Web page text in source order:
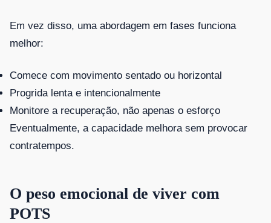
Em vez disso, uma abordagem em fases funciona
melhor:
Comece com movimento sentado ou horizontal
Progrida lenta e intencionalmente
Monitore a recuperação, não apenas o esforço
Eventualmente, a capacidade melhora sem provocar
contratempos.
O peso emocional de viver com
POTS